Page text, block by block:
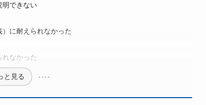
できない
に耐えられなかった
なかった
と見る